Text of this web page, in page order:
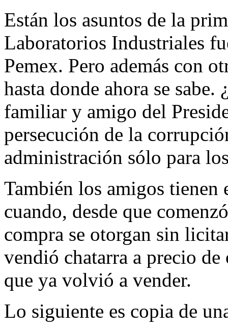
Están los asuntos de la
Laboratorios Industriales
Pemex. Pero además con
hasta donde ahora se
familiar y amigo del
persecución de la
administración sólo para
También los amigos tienen
cuando, desde que
compra se otorgan sin
vendió chatarra a precio
que ya volvió a vender.
Lo siguiente es copia de